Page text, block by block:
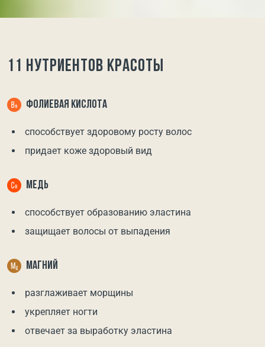
11 НУТРИЕНТОВ КРАСОТЫ
ФОЛИЕВАЯ КИСЛОТА
способствует здоровому росту волос
придает коже здоровый вид
МЕДЬ
способствует образованию эластина
защищает волосы от выпадения
МАГНИЙ
разглаживает морщины
укрепляет ногти
отвечает за выработку эластина